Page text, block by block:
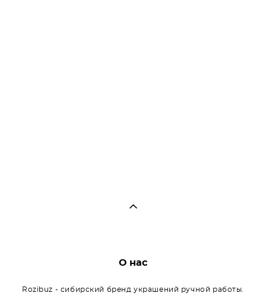
О нас
Rozibuz - сибирский бренд украшений ручной работы.